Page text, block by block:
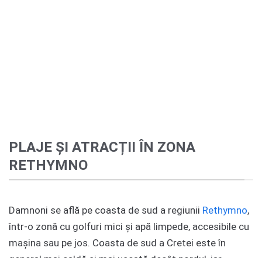
PLAJE ȘI ATRACȚII ÎN ZONA
RETHYMNO
Damnoni se află pe coasta de sud a regiunii Rethymno,
într-o zonă cu golfuri mici și apă limpede, accesibile cu
mașina sau pe jos. Coasta de sud a Cretei este în